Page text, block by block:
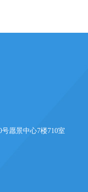
愿景中心7楼710室